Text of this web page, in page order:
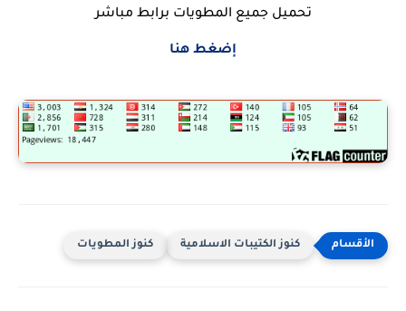
تحميل جميع المطويات برابط مباشر
إضغط هنا
كنوز الكتيبات الاسلامية كنوز المطويات